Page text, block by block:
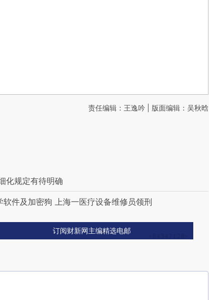
责任编辑：王逸吟 | 版面编辑：吴秋晗
化规定有待明确
件及加密狗 上海一医疗设备维修员领刑
订阅财新网主编精选电邮